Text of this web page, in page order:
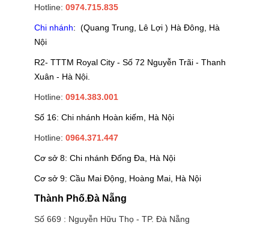
Hotline: 0974.715.835
Chi nhánh: (Quang Trung, Lê Lợi ) Hà Đông, Hà
Nội
R2- TTTM Royal City - Số 72 Nguyễn Trãi - Thanh
Xuân - Hà Nội.
Hotline: 0914.383.001
Số 16: Chi nhánh Hoàn kiếm, Hà Nội
Hotline: 0964.371.447
Cơ sở 8: Chi nhánh Đống Đa, Hà Nội
Cơ sở 9: Cầu Mai Động, Hoàng Mai, Hà Nội
Thành Phố.Đà Nẵng
Số 669 : Nguyễn Hữu Thọ - TP. Đà Nẵng